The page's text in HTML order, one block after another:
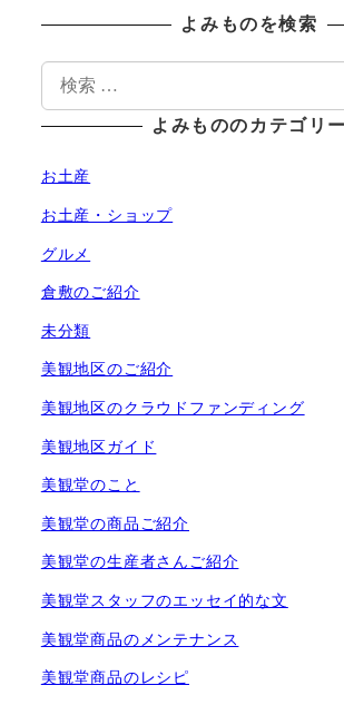
よみものを検索
よみもののカテゴリー
お土産
お土産・ショップ
グルメ
倉敷のご紹介
未分類
美観地区のご紹介
美観地区のクラウドファンディング
美観地区ガイド
美観堂のこと
美観堂の商品ご紹介
美観堂の生産者さんご紹介
美観堂スタッフのエッセイ的な文
美観堂商品のメンテナンス
美観堂商品のレシピ